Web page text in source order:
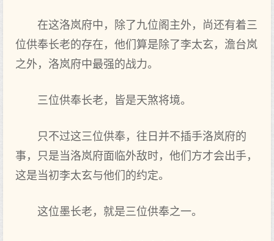
在这洛岚府中，除了九位阁主外，尚还有着三
位供奉长老的存在，他们算是除了李太玄，澹台岚
之外，洛岚府中最强的战力。
三位供奉长老，皆是天煞将境。
只不过这三位供奉，往日并不插手洛岚府的
事，只是当洛岚府面临外敌时，他们方才会出手，
这是当初李太玄与他们的约定。
这位墨长老，就是三位供奉之一。